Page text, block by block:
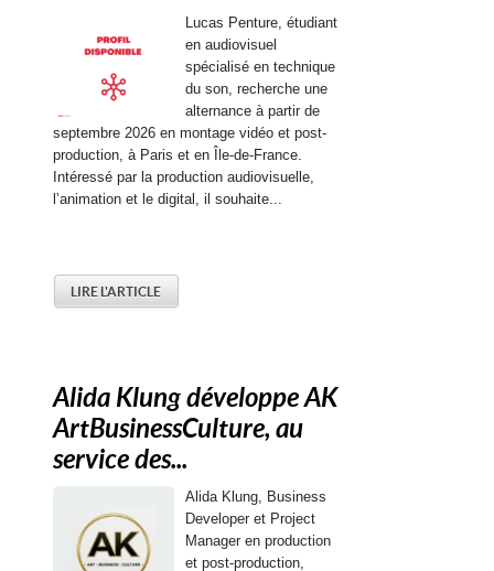
Lucas Penture, étudiant
en audiovisuel
spécialisé en technique
du son, recherche une
alternance à partir de
septembre 2026 en montage vidéo et post-
production, à Paris et en Île-de-France.
Intéressé par la production audiovisuelle,
l’animation et le digital, il souhaite...
LIRE L'ARTICLE
Alida Klung développe AK
ArtBusinessCulture, au
service des...
Alida Klung, Business
Developer et Project
Manager en production
et post-production,